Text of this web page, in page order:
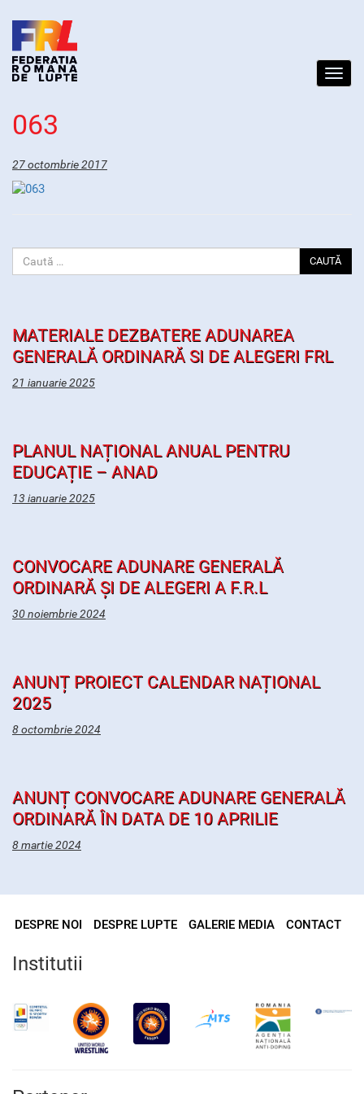
063
27 octombrie 2017
CAUTĂ
MATERIALE DEZBATERE ADUNAREA
GENERALĂ ORDINARĂ SI DE ALEGERI FRL
21 ianuarie 2025
PLANUL NAȚIONAL ANUAL PENTRU
EDUCAȚIE – ANAD
13 ianuarie 2025
CONVOCARE ADUNARE GENERALĂ
ORDINARĂ ȘI DE ALEGERI A F.R.L
30 noiembrie 2024
ANUNȚ PROIECT CALENDAR NAȚIONAL
2025
8 octombrie 2024
ANUNȚ CONVOCARE ADUNARE GENERALĂ
ORDINARĂ ÎN DATA DE 10 APRILIE
8 martie 2024
DESPRE NOI DESPRE LUPTE GALERIE MEDIA CONTACT
Institutii